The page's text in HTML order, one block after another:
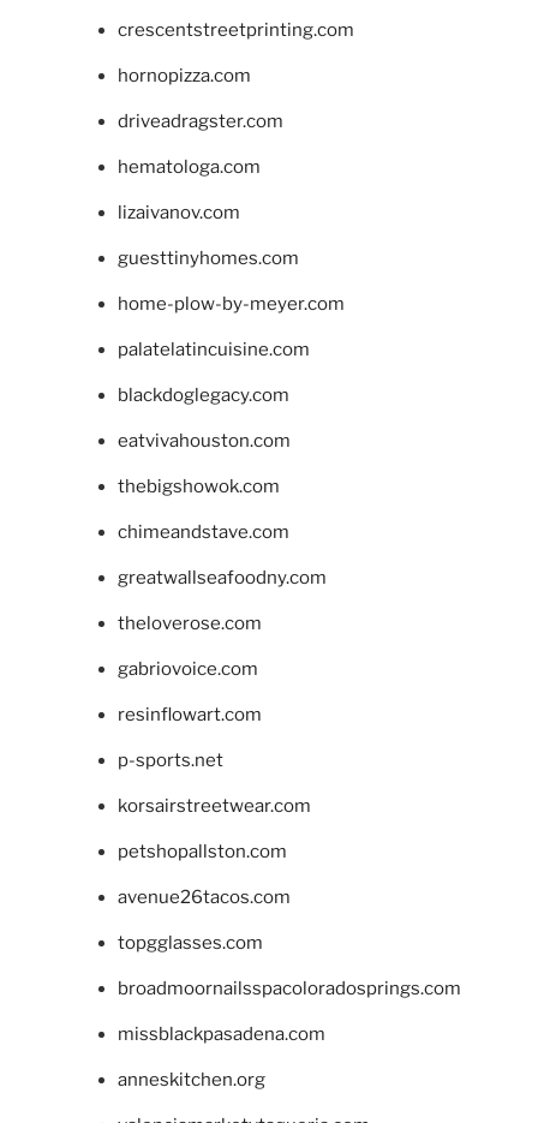
crescentstreetprinting.com
hornopizza.com
driveadragster.com
hematologa.com
lizaivanov.com
guesttinyhomes.com
home-plow-by-meyer.com
palatelatincuisine.com
blackdoglegacy.com
eatvivahouston.com
thebigshowok.com
chimeandstave.com
greatwallseafoodny.com
theloverose.com
gabriovoice.com
resinflowart.com
p-sports.net
korsairstreetwear.com
petshopallston.com
avenue26tacos.com
topgglasses.com
broadmoornailsspacoloradosprings.com
missblackpasadena.com
anneskitchen.org